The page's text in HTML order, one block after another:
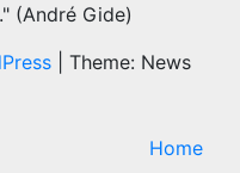
(André Gide)
Theme: News
Home